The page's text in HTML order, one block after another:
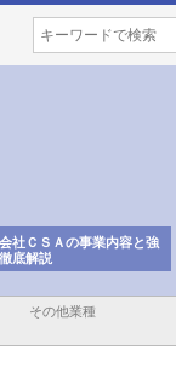
社ＣＳＡの事業内容と強
底解説
その他業種